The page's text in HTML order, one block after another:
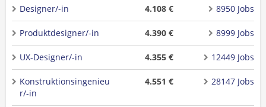
Designer/-in 4.108 € 8950 Jobs
Produktdesigner/-in 4.390 € 8999 Jobs
UX-Designer/-in 4.355 € 12449 Jobs
Konstruktionsingenieu
r/-in
4.551 € 28147 Jobs